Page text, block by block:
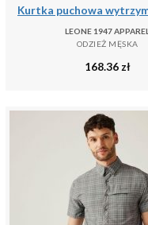
LEONE 1947 APPAREL
ODZIEŻ MĘSKA
168.36 zł